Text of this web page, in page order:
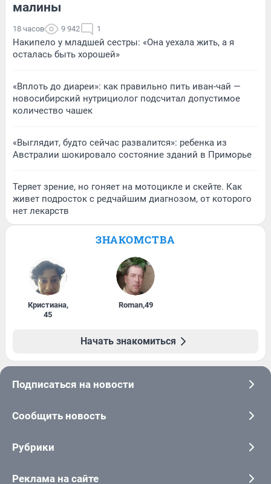
малины
18 часов 9 942 1
Накипело у младшей сестры: «Она уехала жить, а я
осталась быть хорошей»
«Вплоть до диареи»: как правильно пить иван-чай —
новосибирский нутрициолог подсчитал допустимое
количество чашек
«Выглядит, будто сейчас развалится»: ребенка из
Австралии шокировало состояние зданий в Приморье
Теряет зрение, но гоняет на мотоцикле и скейте. Как
живет подросток с редчайшим диагнозом, от которого
нет лекарств
ЗНАКОМСТВА
Кристиана,
45
Roman,49
Начать знакомиться
Подписаться на новости
Сообщить новость
Рубрики
Реклама на сайте